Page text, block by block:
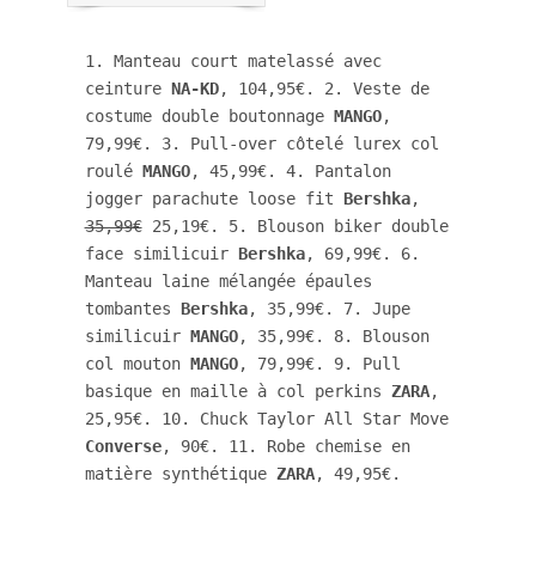
1. Manteau court matelassé avec
ceinture NA-KD, 104,95€. 2. Veste de
costume double boutonnage MANGO,
79,99€. 3. Pull-over côtelé lurex col
roulé MANGO, 45,99€. 4. Pantalon
jogger parachute loose fit Bershka
35,99€ 25,19€. 5. Blouson biker double
face similicuir Bershka, 69,99€. 6.
Manteau laine mélangée épaules
tombantes Bershka, 35,99€. 7. Jupe
similicuir MANGO, 35,99€. 8. Blouson
col mouton MANGO, 79,99€. 9. Pull
basique en maille à col perkins ZARA,
25,95€. 10. Chuck Taylor All Star Move
Converse, 90€. 11. Robe chemise en
matière synthétique ZARA